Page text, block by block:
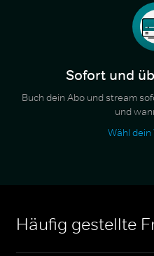
Sofort und
Buch dein Abo und stream
und
Wähl
Häufig gestellte